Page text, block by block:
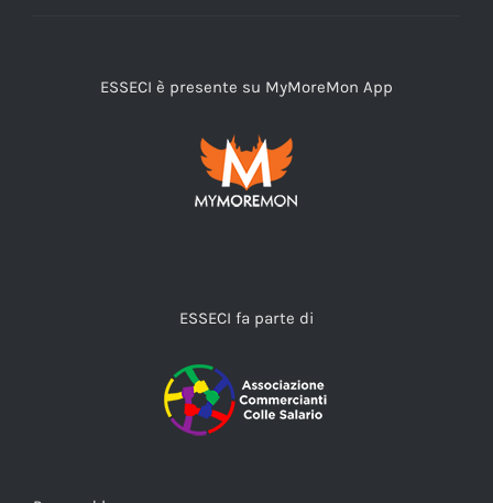
ESSECI è presente su MyMoreMon App
ESSECI fa parte di